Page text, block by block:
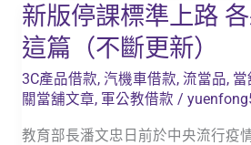
新版停課標準上路
這篇（不斷更新）
3C產品借款, 汽機車借款, 流當品, 當
關當舖文章, 軍公教借款 /
教育部長潘文忠日前於中央流行疫
新
版
停
課
標
準